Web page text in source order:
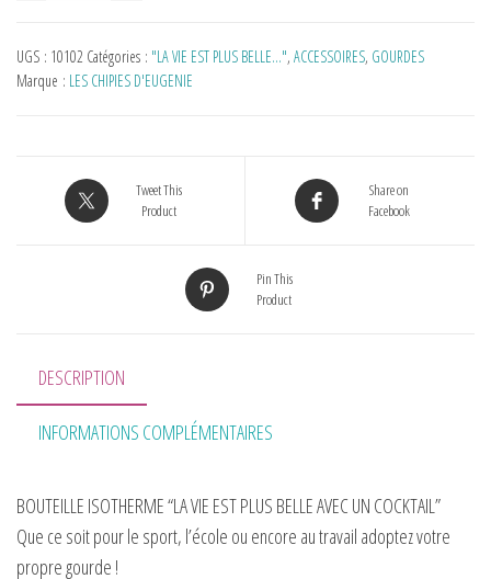
UGS : 10102 Catégories : "LA VIE EST PLUS BELLE…", ACCESSOIRES, GOURDES
Marque : LES CHIPIES D'EUGENIE
Tweet This
Product
Share on
Facebook
Pin This
Product
DESCRIPTION
INFORMATIONS COMPLÉMENTAIRES
BOUTEILLE ISOTHERME “LA VIE EST PLUS BELLE AVEC UN COCKTAIL”
Que ce soit pour le sport, l’école ou encore au travail adoptez votre
propre gourde !